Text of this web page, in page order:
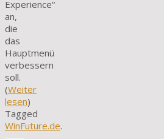
Experience“
an,
die
das
Hauptmenü
verbessern
soll.
(Weiter
lesen)
Tagged
WinFuture.de.